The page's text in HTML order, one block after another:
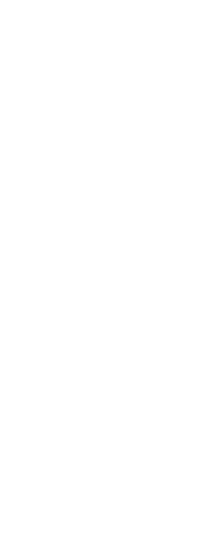
moje požadavky.